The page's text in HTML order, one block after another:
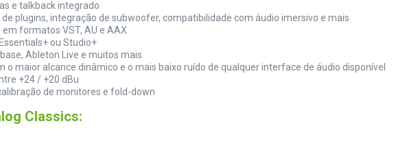
e talkback integrado
plugins, integração de subwoofer, compatibilidade com áudio imersivo e mais
formatos VST, AU e AAX
ou Studio+
Ableton Live e muitos mais
o maior alcance dinâmico e o mais baixo ruído de qualquer interface de áudio disponível
+24 / +20 dBu
de monitores e fold-down
Classics: